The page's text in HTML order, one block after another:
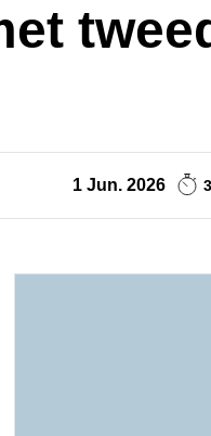
1 Jun. 2026